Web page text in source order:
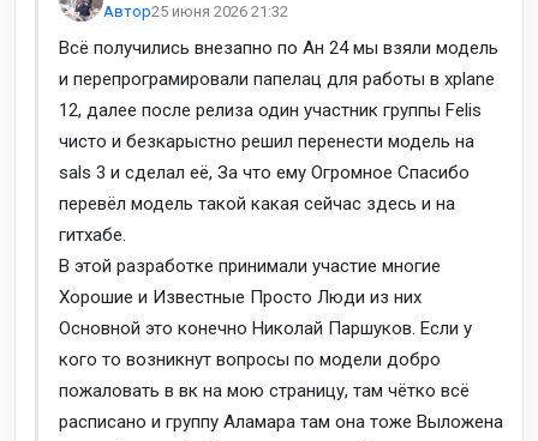
Автор25 июня 2026 21:32
Всё получились внезапно по Ан 24 мы взяли модель
и перепрограмировали папелац для работы в xplane
12, далее после релиза один участник группы Felis
чисто и безкарыстно решил перенести модель на
sals 3 и сделал её, За что ему Огромное Спасибо
перевёл модель такой какая сейчас здесь и на
гитхабе.
В этой разработке принимали участие многие
Хорошие и Известные Просто Люди из них
Основной это конечно Николай Паршуков. Если у
кого то возникнут вопросы по модели добро
пожаловать в вк на мою страницу, там чётко всё
расписано и группу Аламара там она тоже Выложена